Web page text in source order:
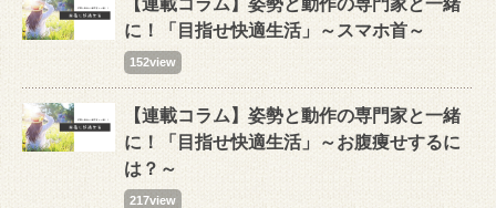
に！「目指せ快適生活」～スマホ首～
152view
【連載コラム】姿勢と動作の専門家と一緒
に！「目指せ快適生活」～お腹痩せするに
は？～
217view